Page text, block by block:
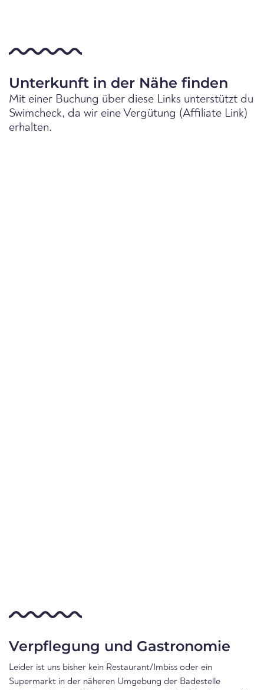
Unterkunft in der Nähe finden
Mit einer Buchung über diese Links unterstützt du
Swimcheck, da wir eine Vergütung (Affiliate Link)
erhalten.
Verpflegung und Gastronomie
Leider ist uns bisher kein Restaurant/Imbiss oder ein
Supermarkt in der näheren Umgebung der Badestelle